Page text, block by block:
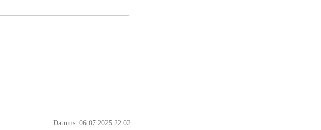
Datums: 06.07.2025 22:02